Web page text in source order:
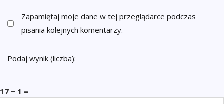
Zapamiętaj moje dane w tej przeglądarce podczas
pisania kolejnych komentarzy.
Podaj wynik (liczba):
17 − 1 =